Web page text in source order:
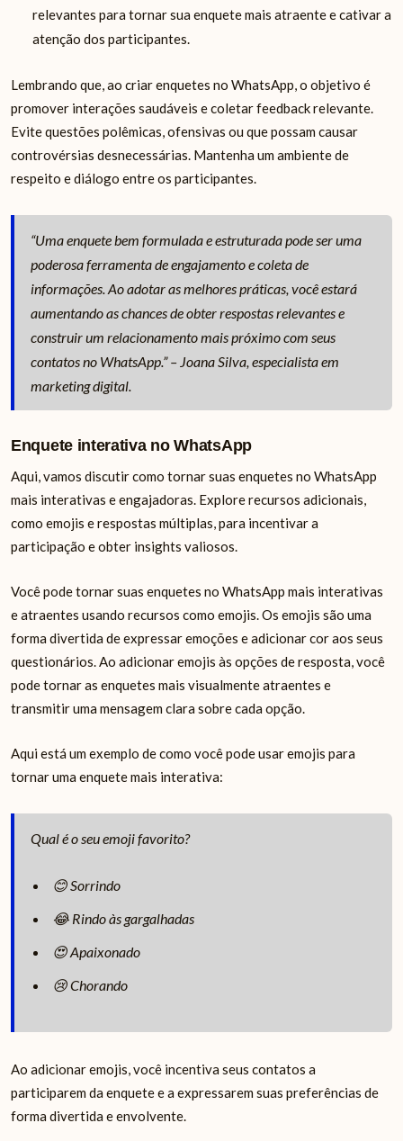
relevantes para tornar sua enquete mais atraente e cativar a
atenção dos participantes.
Lembrando que, ao criar enquetes no WhatsApp, o objetivo é
promover interações saudáveis e coletar feedback relevante.
Evite questões polêmicas, ofensivas ou que possam causar
controvérsias desnecessárias. Mantenha um ambiente de
respeito e diálogo entre os participantes.
“Uma enquete bem formulada e estruturada pode ser uma
poderosa ferramenta de engajamento e coleta de
informações. Ao adotar as melhores práticas, você estará
aumentando as chances de obter respostas relevantes e
construir um relacionamento mais próximo com seus
contatos no WhatsApp.” – Joana Silva, especialista em
marketing digital.
Enquete interativa no WhatsApp
Aqui, vamos discutir como tornar suas enquetes no WhatsApp
mais interativas e engajadoras. Explore recursos adicionais,
como emojis e respostas múltiplas, para incentivar a
participação e obter insights valiosos.
Você pode tornar suas enquetes no WhatsApp mais interativas
e atraentes usando recursos como emojis. Os emojis são uma
forma divertida de expressar emoções e adicionar cor aos seus
questionários. Ao adicionar emojis às opções de resposta, você
pode tornar as enquetes mais visualmente atraentes e
transmitir uma mensagem clara sobre cada opção.
Aqui está um exemplo de como você pode usar emojis para
tornar uma enquete mais interativa:
Qual é o seu emoji favorito?
😊 Sorrindo
😂 Rindo às gargalhadas
😍 Apaixonado
😢 Chorando
Ao adicionar emojis, você incentiva seus contatos a
participarem da enquete e a expressarem suas preferências de
forma divertida e envolvente.